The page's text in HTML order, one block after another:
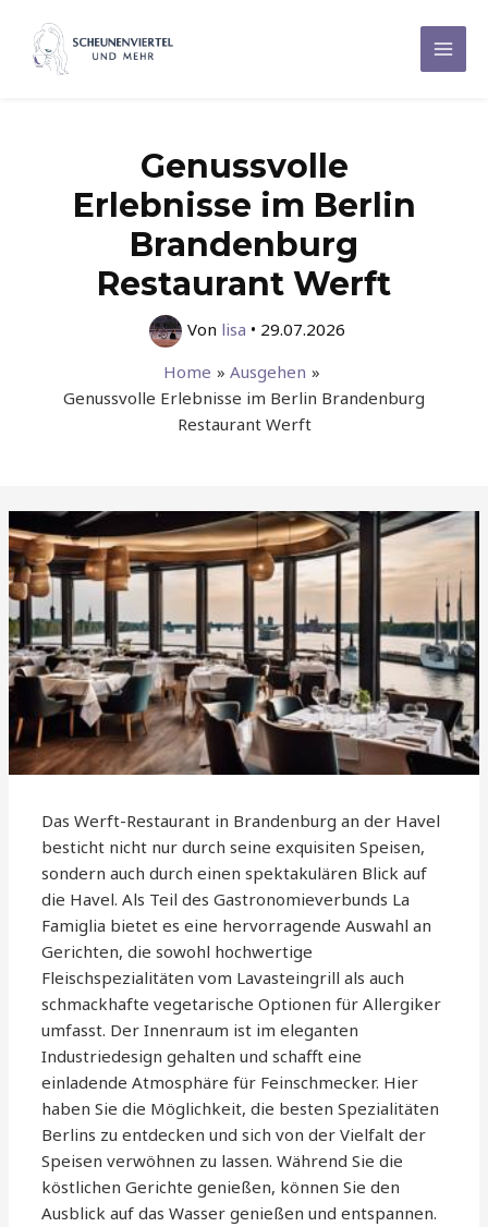
Inhalt
springen
Main
Genussvolle
Erlebnisse im Berlin
Brandenburg
Restaurant Werft
Von lisa • 29.07.2026
Home
Ausgehen
Genussvolle Erlebnisse im Berlin Brandenburg
Restaurant Werft
Das Werft-Restaurant in Brandenburg an der Havel
besticht nicht nur durch seine exquisiten Speisen,
sondern auch durch einen spektakulären Blick auf
die Havel. Als Teil des Gastronomieverbunds La
Famiglia bietet es eine hervorragende Auswahl an
Gerichten, die sowohl hochwertige
Fleischspezialitäten vom Lavasteingrill als auch
schmackhafte vegetarische Optionen für Allergiker
umfasst. Der Innenraum ist im eleganten
Industriedesign gehalten und schafft eine
einladende Atmosphäre für Feinschmecker. Hier
haben Sie die Möglichkeit, die besten Spezialitäten
Berlins zu entdecken und sich von der Vielfalt der
Speisen verwöhnen zu lassen. Während Sie die
köstlichen Gerichte genießen, können Sie den
Ausblick auf das Wasser genießen und entspannen.